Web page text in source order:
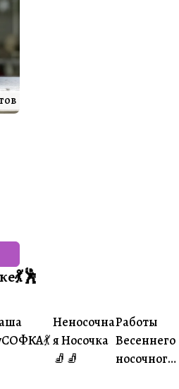
#Совместники#Ваше
творчество
Неносочна
я Носочка
🧦🧦
#Ваше
Работы
Весеннего
носочного